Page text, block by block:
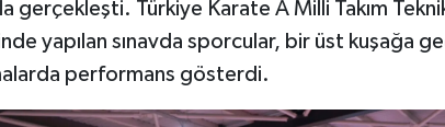
gerçekleşti. Türkiye Karate A Milli Takım
yapılan sınavda sporcular, bir üst kuşağa
performans gösterdi.